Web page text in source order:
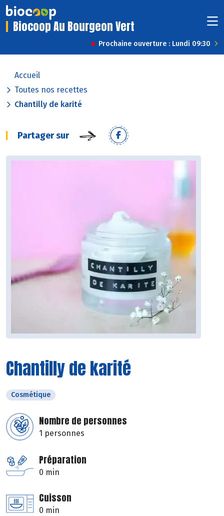
Biocoop Au Bourgeon Vert
Prochaine ouverture : Lundi 09:30
Accueil
Toutes nos recettes
Chantilly de karité
Partager sur
Chantilly de karité
Cosmétique
Nombre de personnes
1 personnes
Préparation
0 min
Cuisson
0 min